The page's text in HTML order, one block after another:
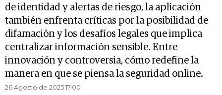
de identidad y alertas de riesgo, la aplicación
también enfrenta críticas por la posibilidad de
difamación y los desafíos legales que implica
centralizar información sensible. Entre
innovación y controversia, cómo redefine la
manera en que se piensa la seguridad online.
26 Agosto de 2025 17.00